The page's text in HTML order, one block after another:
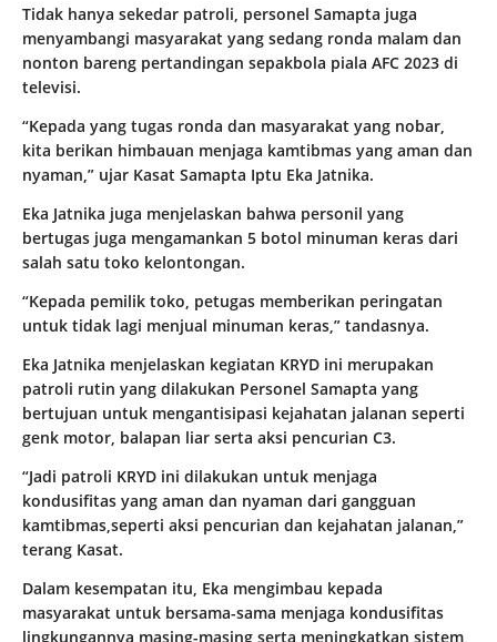
Tidak hanya sekedar patroli, personel Samapta juga
menyambangi masyarakat yang sedang ronda malam dan
nonton bareng pertandingan sepakbola piala AFC 2023 di
televisi.
“Kepada yang tugas ronda dan masyarakat yang nobar,
kita berikan himbauan menjaga kamtibmas yang aman dan
nyaman,” ujar Kasat Samapta Iptu Eka Jatnika.
Eka Jatnika juga menjelaskan bahwa personil yang
bertugas juga mengamankan 5 botol minuman keras dari
salah satu toko kelontongan.
“Kepada pemilik toko, petugas memberikan peringatan
untuk tidak lagi menjual minuman keras,” tandasnya.
Eka Jatnika menjelaskan kegiatan KRYD ini merupakan
patroli rutin yang dilakukan Personel Samapta yang
bertujuan untuk mengantisipasi kejahatan jalanan seperti
genk motor, balapan liar serta aksi pencurian C3.
“Jadi patroli KRYD ini dilakukan untuk menjaga
kondusifitas yang aman dan nyaman dari gangguan
kamtibmas,seperti aksi pencurian dan kejahatan jalanan,”
terang Kasat.
Dalam kesempatan itu, Eka mengimbau kepada
masyarakat untuk bersama-sama menjaga kondusifitas
lingkungannya masing-masing serta meningkatkan sistem